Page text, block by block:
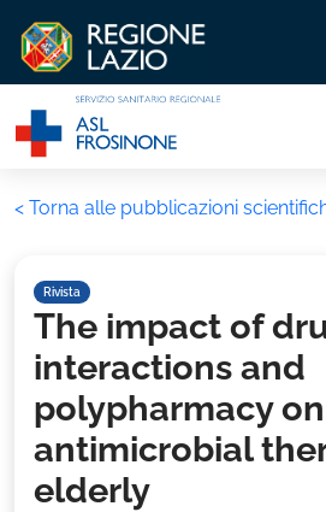
< Torna alle pubblicazioni
Rivista
The impact of
interactions and
polypharmacy on
antimicrobial
elderly